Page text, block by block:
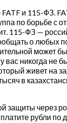
и 115-ФЗ.
по борьбе с
115-ФЗ —
о любых
может
вас никогда не
живет на
в
защиты через
рубли по